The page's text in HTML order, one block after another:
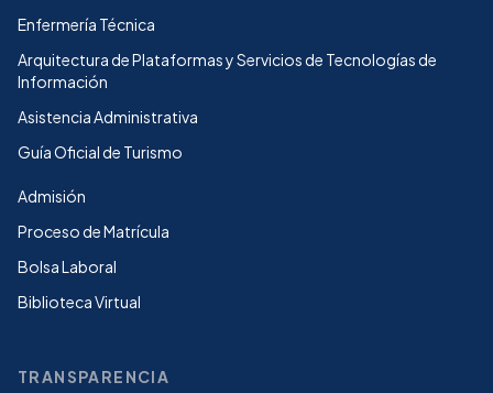
Enfermería Técnica
Arquitectura de Plataformas y Servicios de Tecnologías de
Información
Asistencia Administrativa
Guía Oficial de Turismo
Admisión
Proceso de Matrícula
Bolsa Laboral
Biblioteca Virtual
TRANSPARENCIA